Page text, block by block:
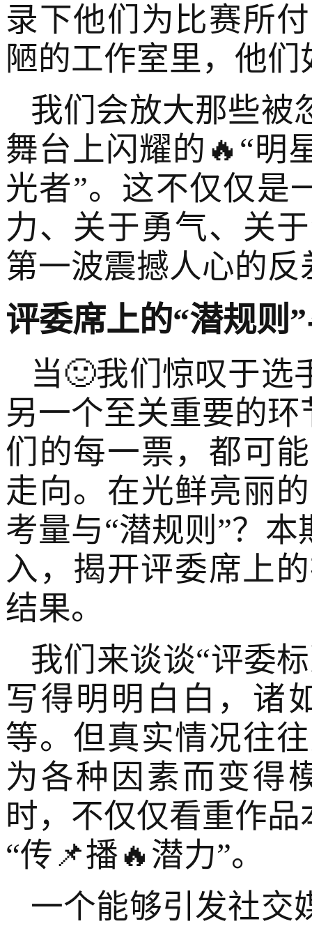
录下他们为比赛所
陋的工作室里，他
我们会放大那些被
舞台上闪耀的🔥“明
光者”。这不仅仅是
力、关于勇气、关
第一波震撼人心的反
评委席上的“潜规则
当🙂我们惊叹于选
另一个至关重要的
们的每一票，都可
走向。在光鲜亮丽
考量与“潜规则”？
入，揭开评委席上
结果。
我们来谈谈“评委
写得明明白白，诸
等。但真实情况往
为各种因素而变得
时，不仅仅看重作
“传📌播🔥潜力”。
一个能够引发社交